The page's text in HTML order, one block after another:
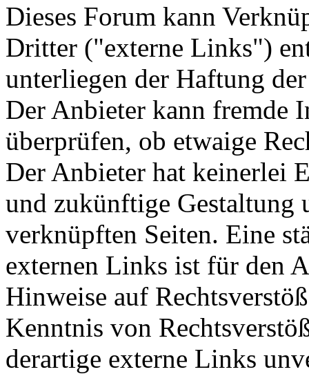
Dieses Forum kann
Dritter ("externe Links")
unterliegen der Haftung
Der Anbieter kann fremde
überprüfen, ob etwaige
Der Anbieter hat keinerlei
und zukünftige Gestaltung
verknüpften Seiten. Eine
externen Links ist für den
Hinweise auf
Kenntnis von
derartige externe Links